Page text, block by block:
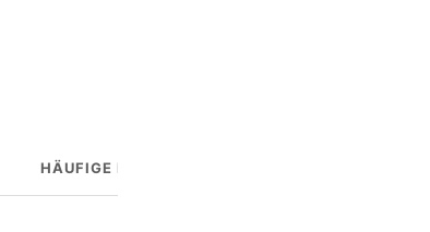
HÄUFIGE FRAGEN